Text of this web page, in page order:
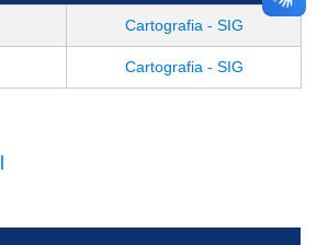
Cartografia - SIG
Cartografia - SIG